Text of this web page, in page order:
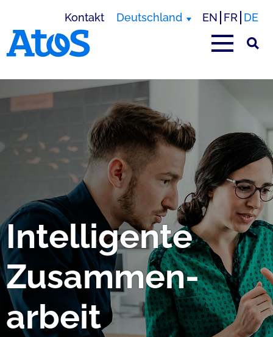
Kontakt Deutschland EN FR DE
Intelligente
Zusammen­
arbeit